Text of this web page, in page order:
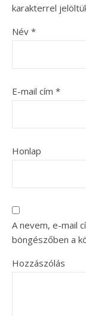
karakterrel
Név *
E-mail cím *
Honlap
A nevem, e-mail
böngészőben a
Hozzászólás